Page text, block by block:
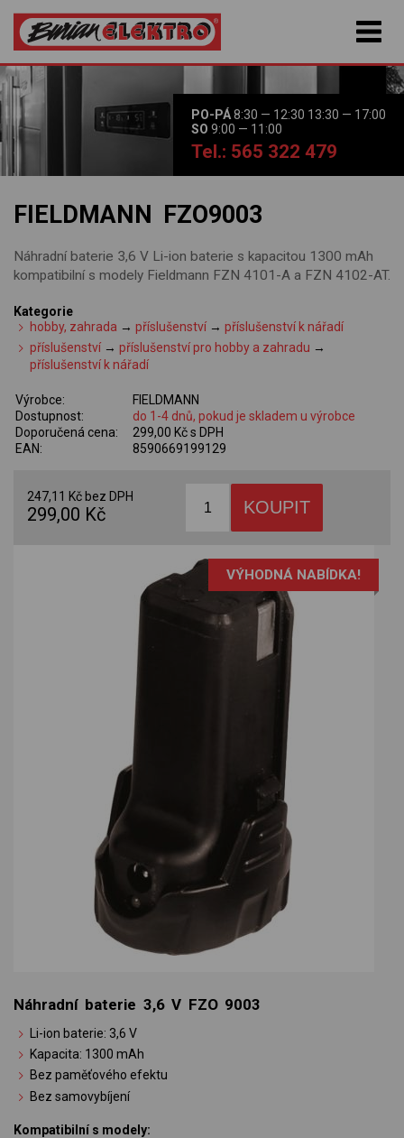
PO-PÁ8:30 — 12:30 13:30 — 17:00
SO 9:00 — 11:00
Tel.: 565 322 479
FIELDMANN FZO9003
Náhradní baterie 3,6 V Li-ion baterie s kapacitou 1300 mAh
kompatibilní s modely Fieldmann FZN 4101-A a FZN 4102-AT.
Kategorie
hobby, zahrada →příslušenství →příslušenství k nářadí
příslušenství →příslušenství pro hobby a zahradu →
příslušenství k nářadí
Výrobce:
FIELDMANN
Dostupnost:
do 1-4 dnů, pokud je skladem u výrobce
Doporučená cena:
299,00 Kč s DPH
EAN:
8590669199129
247,11 Kč bez DPH
299,00 Kč
VÝHODNÁ NABÍDKA!
Náhradní baterie 3,6 V FZO 9003
Li-ion baterie: 3,6 V
Kapacita: 1300 mAh
Bez paměťového efektu
Bez samovybíjení
Kompatibilní s modely: